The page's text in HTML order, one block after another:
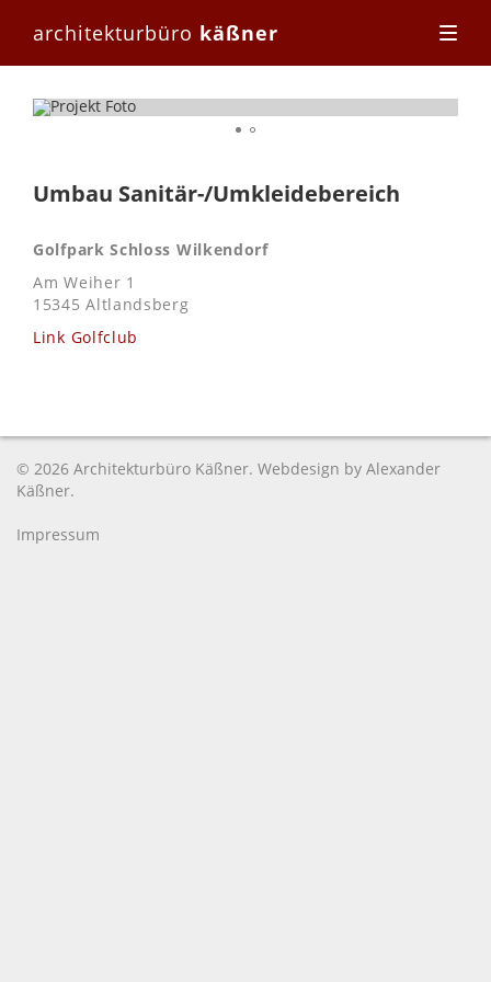
architekturbüro käßner
Umbau Sanitär-/Umkleidebereich
Golfpark Schloss Wilkendorf
Am Weiher 1
15345 Altlandsberg
Link Golfclub
© 2026 Architekturbüro Käßner. Webdesign by Alexander
Käßner.
Impressum